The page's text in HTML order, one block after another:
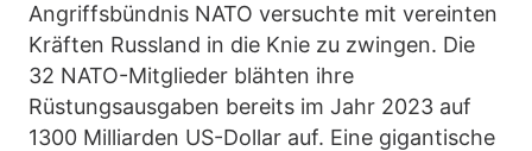
Angriffsbündnis NATO versuchte mit vereinten
Kräften Russland in die Knie zu zwingen. Die
32 NATO-Mitglieder blähten ihre
Rüstungsausgaben bereits im Jahr 2023 auf
1300 Milliarden US-Dollar auf. Eine gigantische